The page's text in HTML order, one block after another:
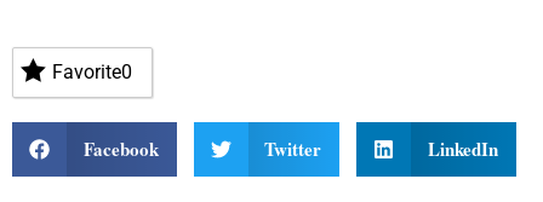
Favorite0
Facebook Twitter LinkedIn